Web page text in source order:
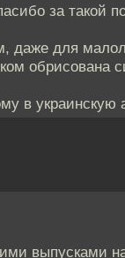
за такой
даже для
обрисована
в
выпусками